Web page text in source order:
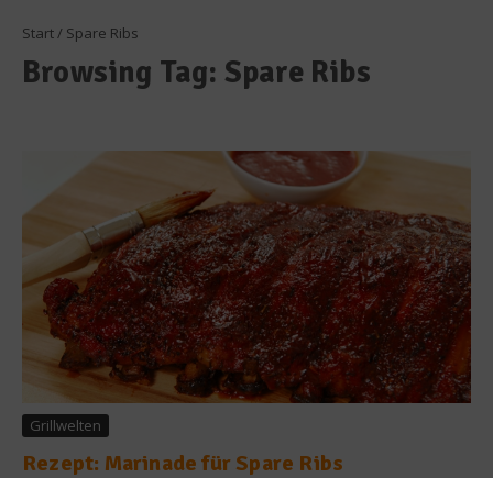
Start/ Spare Ribs
Browsing Tag: Spare Ribs
Grillwelten
Rezept: Marinade für Spare Ribs